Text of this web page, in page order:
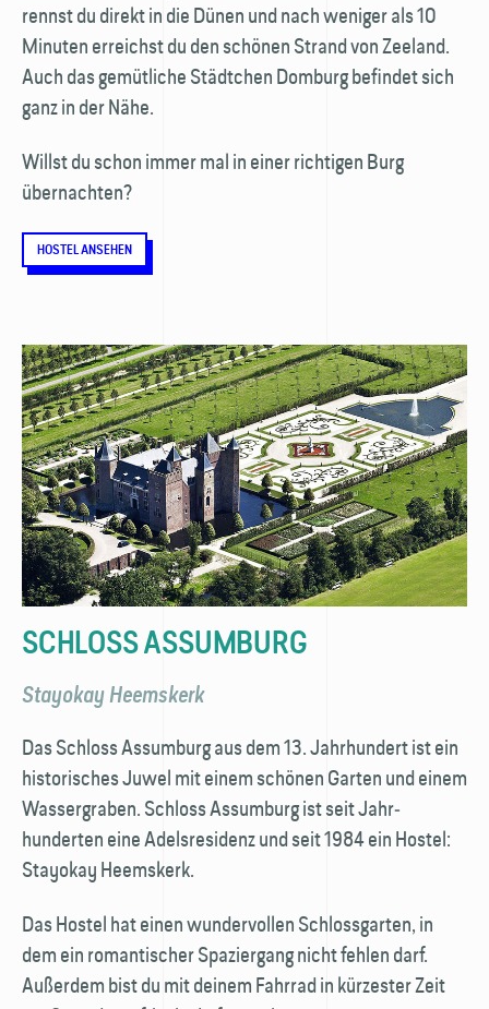
rennst du direkt in die Dünen und nach weniger als 10
Minuten erreichst du den schönen Strand von Zeeland.
Auch das gemütliche Städtchen Domburg befindet sich
ganz in der Nähe.
Willst du schon immer mal in einer richtigen Burg
übernachten?
HOSTEL ANSEHEN
SCHLOSS ASSUMBURG
Stayokay Heemskerk
Das Schloss Assumburg aus dem 13. Jahr­hundert ist ein
historisches Juwel mit einem schönen Garten und einem
Wassergraben. Schloss Assumburg ist seit Jahr­
hunderten eine Adelsresidenz und seit 1984 ein Hostel:
Stayokay Heemskerk.
Das Hostel hat einen wundervollen Schloss­garten, in
dem ein romantischer Spaziergang nicht fehlen darf.
Außerdem bist du mit deinem Fahrrad in kürzester Zeit